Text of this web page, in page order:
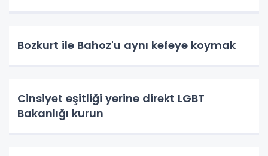
Bozkurt ile Bahoz'u aynı kefeye koymak
Cinsiyet eşitliği yerine direkt LGBT
Bakanlığı kurun